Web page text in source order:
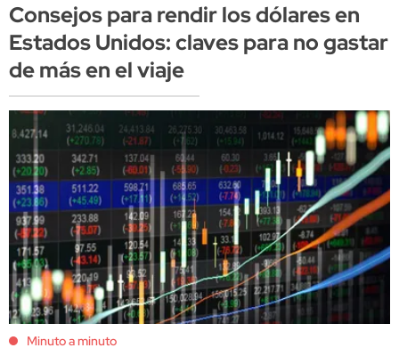
Consejos para rendir los dólares en
Estados Unidos: claves para no gastar
de más en el viaje
Minuto a minuto